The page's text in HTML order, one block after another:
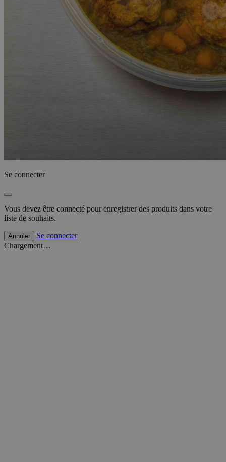
Se connecter
Vous devez être connecté pour enregistrer des produits dans votre
liste de souhaits.
Annuler
Se connecter
Chargement…